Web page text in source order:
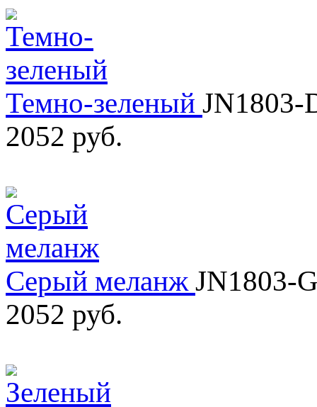
Темно-зеленый JN1803-
2052 руб.
Серый меланж JN1803-
2052 руб.